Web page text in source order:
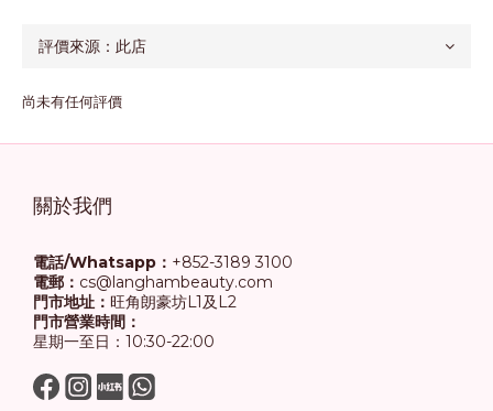
尚未有任何評價
關於我們
電話/Whatsapp： +852-3189 3100
電郵： cs@langhambeauty.com
門市地址： 旺角朗豪坊L1及L2
門市營業時間：
星期一至日：10:30-22:00